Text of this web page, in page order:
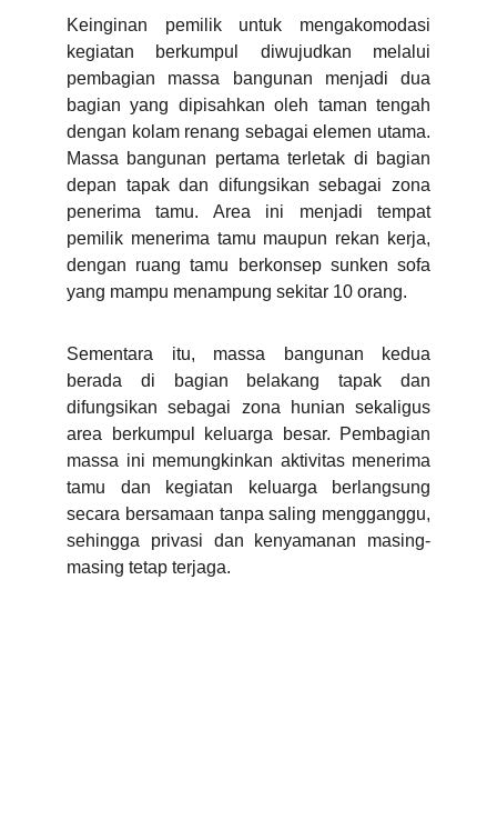
Keinginan pemilik untuk mengakomodasi
kegiatan berkumpul diwujudkan melalui
pembagian massa bangunan menjadi dua
bagian yang dipisahkan oleh taman tengah
dengan kolam renang sebagai elemen utama.
Massa bangunan pertama terletak di bagian
depan tapak dan difungsikan sebagai zona
penerima tamu. Area ini menjadi tempat
pemilik menerima tamu maupun rekan kerja,
dengan ruang tamu berkonsep sunken sofa
yang mampu menampung sekitar 10 orang.
Sementara itu, massa bangunan kedua
berada di bagian belakang tapak dan
difungsikan sebagai zona hunian sekaligus
area berkumpul keluarga besar. Pembagian
massa ini memungkinkan aktivitas menerima
tamu dan kegiatan keluarga berlangsung
secara bersamaan tanpa saling mengganggu,
sehingga privasi dan kenyamanan masing-
masing tetap terjaga.